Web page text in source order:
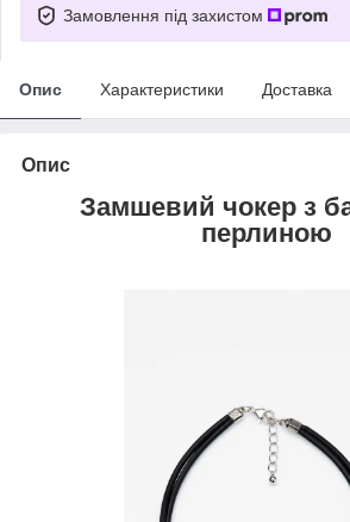
Замовлення під захистом
Опис Характеристики Доставка
Опис
Замшевий чокер з
перлиною